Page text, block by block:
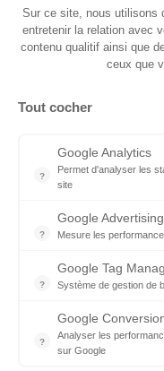
Sur ce site, nous utilisons
entretenir la relation avec
contenu qualitif ainsi que
ceux que
Tout cocher
?
Google Analytics
Permet d'analyser les
site
?
Google
Mesure les
?
Google Tag
Système de gestion de
?
Google
Analyser les
sur Google
QUI
INSCRIVEZ-VOUS À
trouverez pour cela
conditions d'utilisation